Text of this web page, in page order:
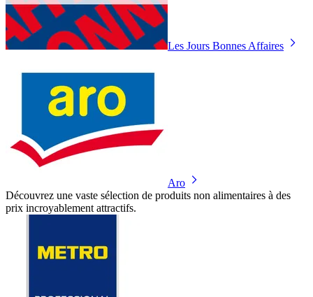
Les Jours Bonnes Affaires
Aro
Découvrez une vaste sélection de produits non alimentaires à des
prix incroyablement attractifs.